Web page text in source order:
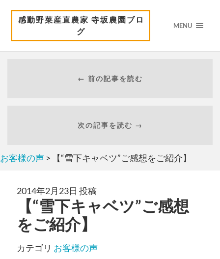
感動野菜産直農家 寺坂農園ブロ
グ
MENU
← 前の記事を読む
次の記事を読む →
お客様の声 > 【“雪下キャベツ”ご感想をご紹介】
2014年2月23日 投稿
【“雪下キャベツ”ご感想
をご紹介】
カテゴリ お客様の声